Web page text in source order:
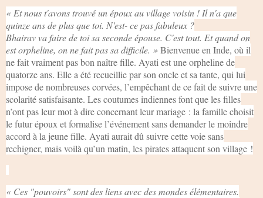
« Et nous t'avons trouvé un époux au village voisin ! Il n'a que
quinze ans de plus que toi. N'est- ce pas fabuleux ?
Bhairav va faire de toi sa seconde épouse. C'est tout. Et quand on
est orpheline, on ne fait pas sa difficile. »Bienvenue en Inde, où il
ne fait vraiment pas bon naître fille. Ayati est une orpheline de
quatorze ans. Elle a été recueillie par son oncle et sa tante, qui lui
impose de nombreuses corvées, l’empêchant de ce fait de suivre une
scolarité satisfaisante. Les coutumes indiennes font que les filles
n’ont pas leur mot à dire concernant leur mariage : la famille choisit
le futur époux et formalise l’événement sans demander le moindre
accord à la jeune fille. Ayati aurait dû suivre cette voie sans
rechigner, mais voilà qu’un matin, les pirates attaquent son village !
« Ces "pouvoirs" sont des liens avec des mondes élémentaires.